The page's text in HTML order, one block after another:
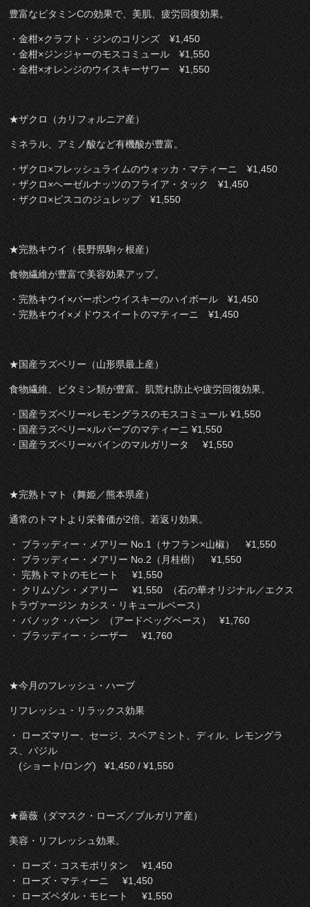
豊富なビタミンCの効果で、美肌、疲労回復効果。
・金柑×クラフト・ジンのコリンズ ¥1,450
・金柑×ジンジャーのモスコミュール ¥1,550
・金柑×オレンジのウイスキーサワー ¥1,550
★ザクロ（カリフォルニア産）
ミネラル、アミノ酸など有機酸が豊富。
・ザクロ×フレッシュライムのウォッカ・マティーニ ¥1,450
・ザクロ×ヘーゼルナッツのフライア・タック ¥1,450
・ザクロ×ピスコのジュレップ ¥1,550
★完熟キウイ（長野県駒ヶ根産）
食物繊維が豊富で美容効果アップ。
・完熟キウイ×バーボンウイスキーのハイボール ¥1,450
・完熟キウイ×メドウスイートのマティーニ ¥1,450
★国産ラズベリー（山形県最上産）
食物繊維、ビタミン類が豊富。肌荒れ防止や疲労回復効果。
・国産ラズベリー×レモングラスのモスコミュール ¥1,550
・国産ラズベリー×ルバーブのマティーニ ¥1,550
・国産ラズベリー×パインのマルガリータ ¥1,550
★完熟トマト（舞姫／熊本県産）
通常のトマトより栄養価が2倍。若返り効果。
・ ブラッディー・メアリー No.1（サフラン×山椒） ¥1,550
・ ブラッディー・メアリー No.2（月桂樹） ¥1,550
・ 完熟トマトのモヒート ¥1,550
・ クリムゾン・メアリー ¥1,550 （石の華オリジナル／エクス
トラヴァージン カシス・リキュールベース）
・ バノック・バーン （アードベッグベース） ¥1,760
・ ブラッディー・シーザー ¥1,760
★今月のフレッシュ・ハーブ
リフレッシュ・リラックス効果
・ ローズマリー、セージ、スペアミント、ディル、レモングラ
ス、バジル
(ショート/ロング) ¥1,450 / ¥1,550
★薔薇（ダマスク・ローズ／ブルガリア産）
美容・リフレッシュ効果。
・ ローズ・コスモポリタン ¥1,450
・ ローズ・マティーニ ¥1,450
・ ローズペダル・モヒート ¥1,550